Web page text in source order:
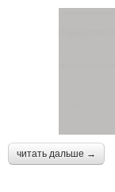
читать дальше →